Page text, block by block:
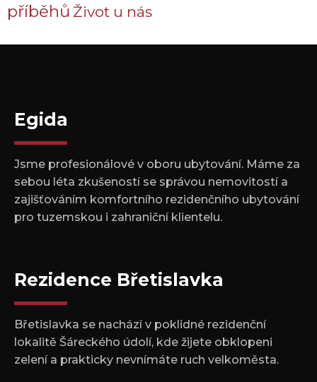
příběhů Život u nás
Egida
Jsme profesionálové v oboru ubytování. Máme za
sebou léta zkušeností se správou nemovitostí a
zajišťováním komfortního rezidenčního ubytování
pro tuzemskou i zahraniční klientelu.
Rezidence Břetislavka
Břetislavka se nachází v poklidné rezidenční
lokalitě Šáreckého údolí, kde žijete obklopeni
zelení a prakticky nevnímáte ruch velkoměsta.